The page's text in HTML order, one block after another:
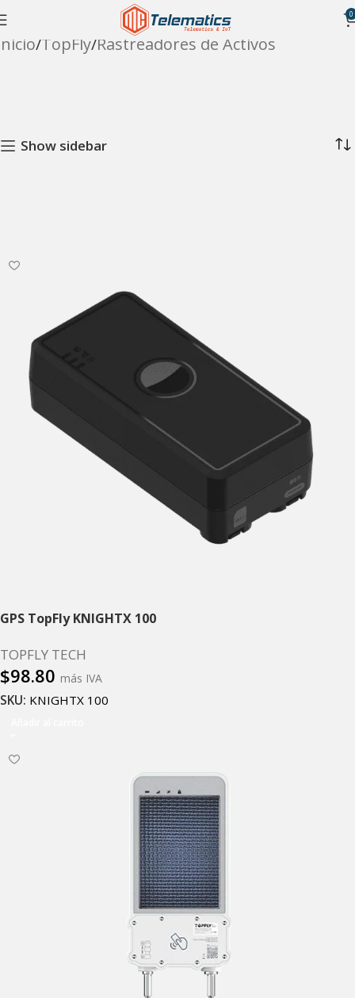
0
TopFly Rastreadores de Activos
Show sidebar
GPS TopFly KNIGHTX 100
TOPFLY TECH
$98.80 más IVA
SKU: KNIGHTX 100